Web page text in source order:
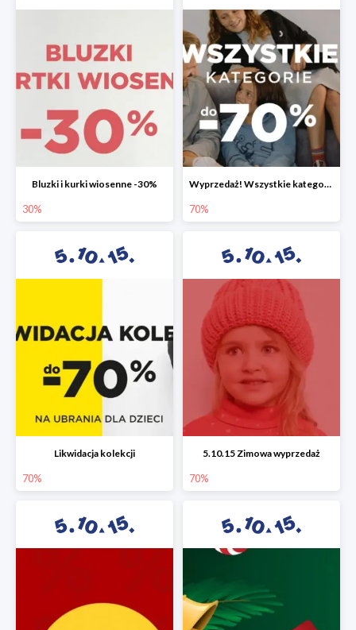
Bluzki i kurki wiosenne -30%
30%
Wyprzedaż! Wszystkie kategorie do -70%
70%
Likwidacja kolekcji
70%
5.10.15 Zimowa wyprzedaż
70%